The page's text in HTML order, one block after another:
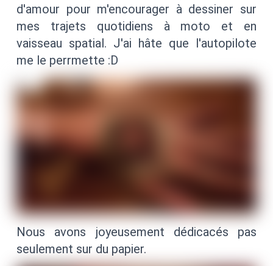
d'amour pour m'encourager à dessiner sur
mes trajets quotidiens à moto et en
vaisseau spatial. J'ai hâte que l'autopilote
me le perrmette :D
Nous avons joyeusement dédicacés pas
seulement sur du papier.